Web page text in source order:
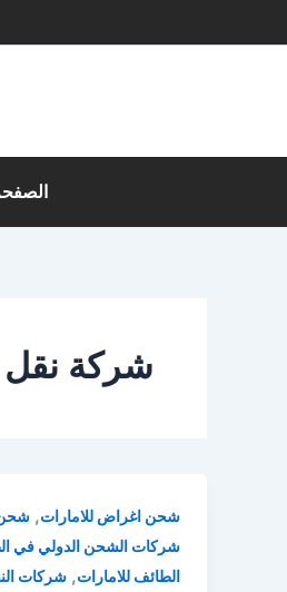
إلى
شركة نقل
شحن اغراض للامارات, شحن
شركات الشحن الدولي في
الطائف للامارات, شركات